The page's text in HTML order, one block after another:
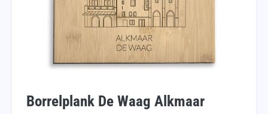
Borrelplank De Waag Alkmaar